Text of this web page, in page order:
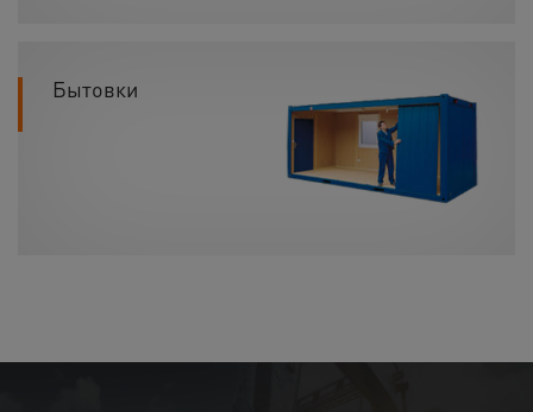
Бытовки